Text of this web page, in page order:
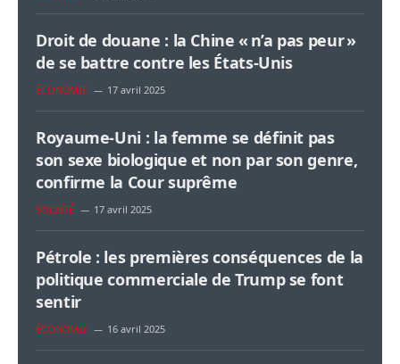
Droit de douane : la Chine « n’a pas peur »
de se battre contre les États-Unis
ÉCONOMIE 17 avril 2025
Royaume-Uni : la femme se définit pas
son sexe biologique et non par son genre,
confirme la Cour suprême
SOCIÉTÉ 17 avril 2025
Pétrole : les premières conséquences de la
politique commerciale de Trump se font
sentir
ÉCONOMIE 16 avril 2025